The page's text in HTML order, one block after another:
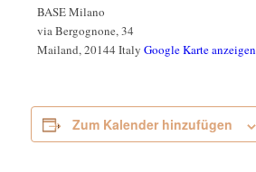
BASE Milano
via Bergognone, 34
Mailand,20144 Italy Google Karte anzeigen
Zum Kalender hinzufügen